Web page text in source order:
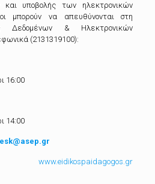
και υποβολής των ηλεκτρονικών
μπορούν να απευθύνονται στη
Δεδομένων & Ηλεκτρονικών
(2131319100):
16:00
14:00
www.eidikospaidagogos.gr